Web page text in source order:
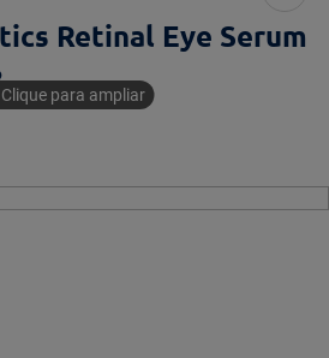
Retinal Eye Serum
Clique para ampliar